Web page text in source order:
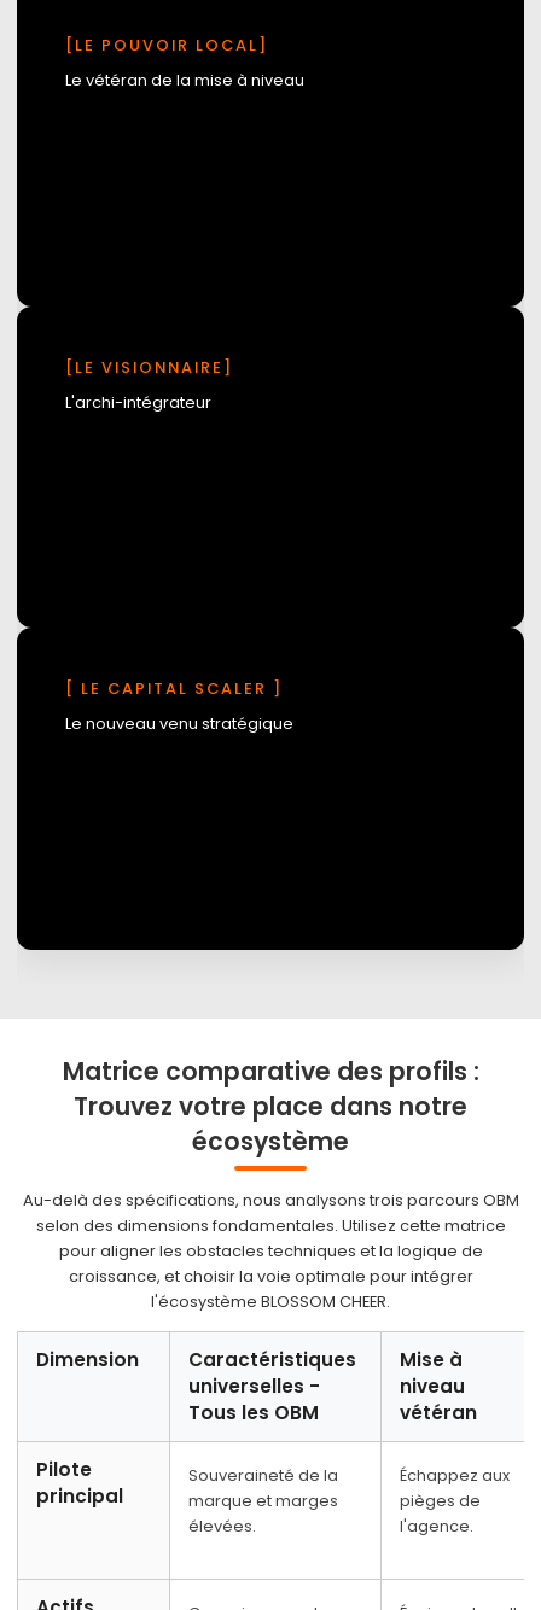
[LE POUVOIR LOCAL]
Le vétéran de la mise à niveau
L'objectif :
[LE VISIONNAIRE]
L'archi-intégrateur
[ LE CAPITAL SCALER ]
Le nouveau venu stratégique
Les
Objectif :
Matrice comparative des profils :
Trouvez votre place dans notre
écosystème
Au-delà des spécifications, nous analysons trois parcours OBM
selon des dimensions fondamentales. Utilisez cette matrice
pour aligner les obstacles techniques et la logique de
croissance, et choisir la voie optimale pour intégrer
l'écosystème BLOSSOM CHEER.
Dimension
Caractéristiques
universelles -
Tous les OBM
Mise à
niveau
vétéran
Pilote
principal
Souveraineté de la
marque et marges
élevées.
Échappez aux
pièges de
l'agence.